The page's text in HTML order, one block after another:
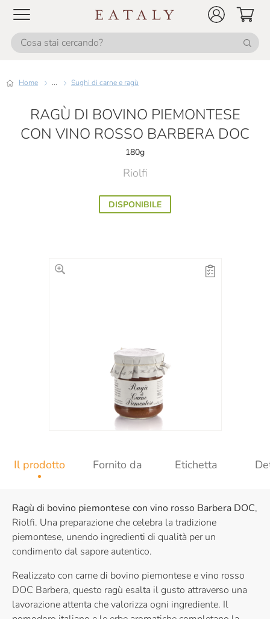
Home ... Sughi di carne e ragù
RAGÙ DI BOVINO PIEMONTESE
CON VINO ROSSO BARBERA DOC
180g
Riolfi
DISPONIBILE
Il prodotto Fornito da Etichetta
Ragù di bovino piemontese con vino rosso Barbera DOC,
Riolfi. Una preparazione che celebra la tradizione
piemontese, unendo ingredienti di qualità per un
condimento dal sapore autentico.
Realizzato con carne di bovino piemontese e vino rosso
DOC Barbera, questo ragù esalta il gusto attraverso una
lavorazione attenta che valorizza ogni ingrediente. Il